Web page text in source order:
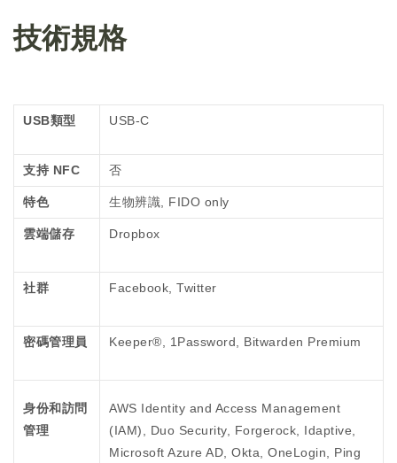
技術規格
USB類型 USB-C
支持 NFC 否
特色 生物辨識, FIDO only
雲端儲存 Dropbox
社群 Facebook, Twitter
密碼管理員 Keeper®, 1Password, Bitwarden Premium
身份和訪問
管理
AWS Identity and Access Management
(IAM), Duo Security, Forgerock, Idaptive,
Microsoft Azure AD, Okta, OneLogin, Ping